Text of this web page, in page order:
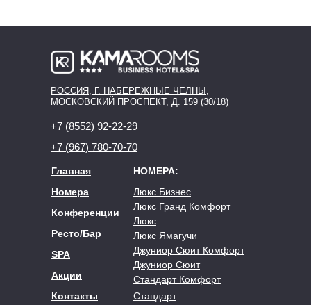
Главная
НОМЕРА:
Люкс Бизнес
Джуниор Сюит Комфорт
Люкс Гранд Комфорт
Люкс
Люкс Ямагучи
Стандарт
Джуниор Сюит
Номера
Конференции
Ресто/Бар
SPA
Акции
Контакты
РОССИЯ, Г. НАБЕРЕЖНЫЕ ЧЕЛНЫ,
МОСКОВСКИЙ ПРОСПЕКТ, Д. 159 (30/18)
+7 (967) 780-70-70
+7 (8552) 92-22-29
Стандарт Комфорт